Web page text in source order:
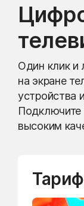
Один клик и
на экране
устройства
Подключите
высоким